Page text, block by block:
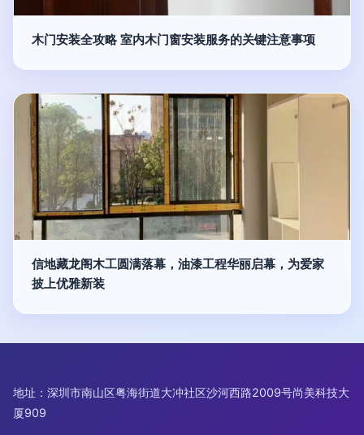
木门安装全攻略 室内木门窗安装服务的关键注意事项
信地藏龙阁木工圆满落幕，油漆工程华丽启幕，为爱家
披上优雅新装
地址：深圳市南山区粤海街道大冲社区沙河西路2009号尚美科技大
厦909